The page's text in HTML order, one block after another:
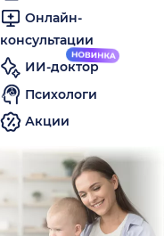
Онлайн-
консультации
ИИ-доктор
Психологи
Акции